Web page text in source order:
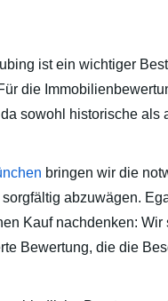
ist ein wichtiger
die
da sowohl historische als
bringen wir die
abzuwägen.
Kauf nachdenken:
Bewertung, die die